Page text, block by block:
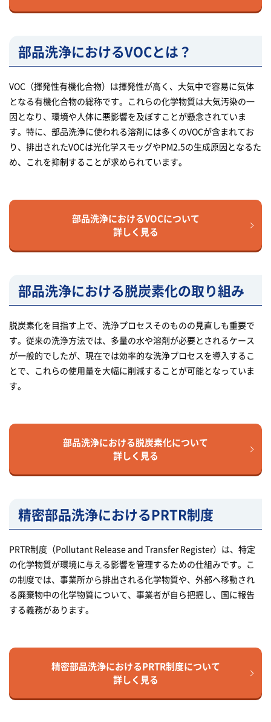
部品洗浄におけるVOCとは？
VOC（揮発性有機化合物）は揮発性が高く、大気中で容易に気体
となる有機化合物の総称です。これらの化学物質は大気汚染の一
因となり、環境や人体に悪影響を及ぼすことが懸念されていま
す。特に、部品洗浄に使われる溶剤には多くのVOCが含まれてお
り、排出されたVOCは光化学スモッグやPM2.5の生成原因となるた
め、これを抑制することが求められています。
部品洗浄におけるVOCについて
詳しく見る
部品洗浄における脱炭素化の取り組み
脱炭素化を目指す上で、洗浄プロセスそのものの見直しも重要で
す。従来の洗浄方法では、多量の水や溶剤が必要とされるケース
が一般的でしたが、現在では効率的な洗浄プロセスを導入するこ
とで、これらの使用量を大幅に削減することが可能となっていま
す。
部品洗浄における脱炭素化について
詳しく見る
精密部品洗浄におけるPRTR制度
PRTR制度（Pollutant Release and Transfer Register）は、特定
の化学物質が環境に与える影響を管理するための仕組みです。こ
の制度では、事業所から排出される化学物質や、外部へ移動され
る廃棄物中の化学物質について、事業者が自ら把握し、国に報告
する義務があります。
精密部品洗浄におけるPRTR制度について
詳しく見る